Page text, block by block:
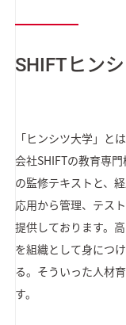
SHIFTヒン
「ヒンシツ大学」と
会社SHIFTの教育専
の監修テキストと、
応用から管理、テス
提供しております。
を組織として身につ
る。そういった人材
す。